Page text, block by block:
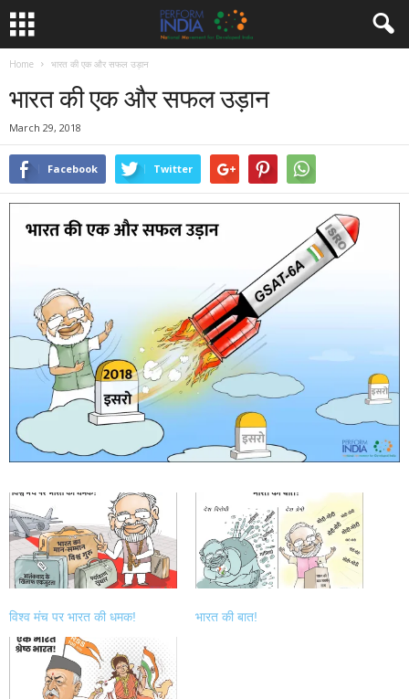
Home भारत की एक और सफल उड़ान
भारत की एक और सफल उड़ान
March 29, 2018
Facebook Twitter
विश्व मंच पर भारत की धमक! भारत की बात!